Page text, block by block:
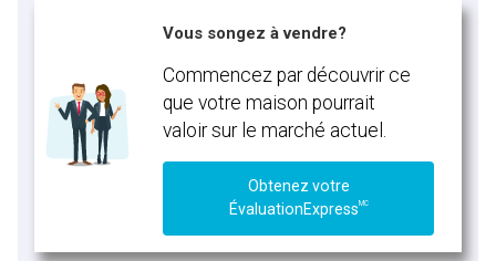
Vous songez à vendre?
Commencez par découvrir ce
que votre maison pourrait
valoir sur le marché actuel.
Obtenez votre
ÉvaluationExpressMC